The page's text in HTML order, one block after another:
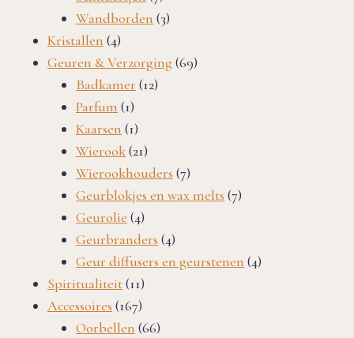
producten
Wandborden 33
Kristallen 44
producten
Geuren & Verzorging 6969
Badkamer 1212
Parfum 11
product
Kaarsen 11
product
Wierook 2121
producten
Wierookhouders 77
producten
Geurblokjes en wax melts 77
Geurolie 44
producten
Geurbranders 44
producten
Geur diffusers en geurstenen 44
Spiritualiteit 1111
producten
Accessoires 167167
producten
Oorbellen 6666